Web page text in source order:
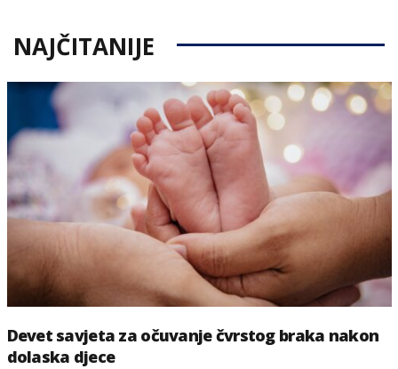
NAJČITANIJE
Devet savjeta za očuvanje čvrstog braka nakon
dolaska djece